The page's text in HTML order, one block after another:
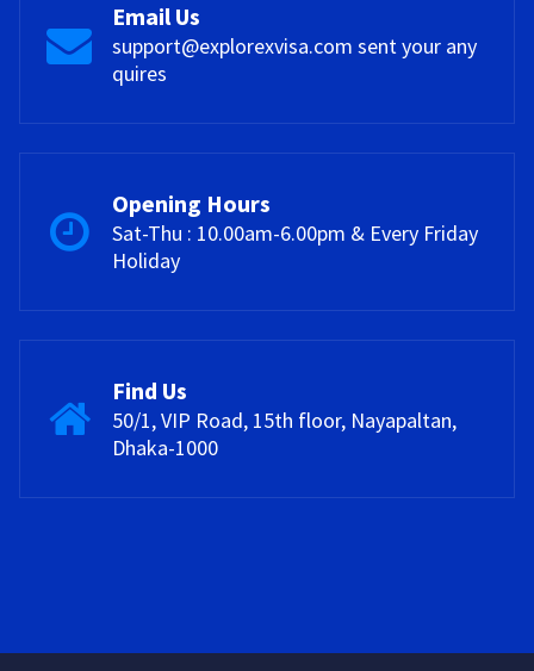
Email Us
support@explorexvisa.com sent your any
quires
Opening Hours
Sat-Thu : 10.00am-6.00pm & Every Friday
Holiday
Find Us
50/1, VIP Road, 15th floor, Nayapaltan,
Dhaka-1000